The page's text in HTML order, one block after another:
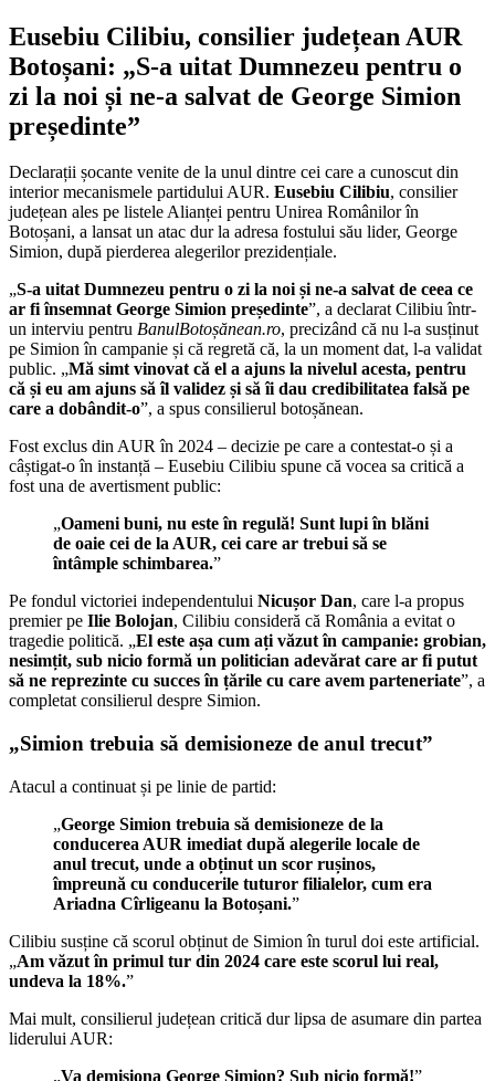
Eusebiu Cilibiu, consilier județean AUR
Botoșani: „S-a uitat Dumnezeu pentru o
zi la noi și ne-a salvat de George Simion
președinte”
Declarații șocante venite de la unul dintre cei care a cunoscut din
interior mecanismele partidului AUR. Eusebiu Cilibiu, consilier
județean ales pe listele Alianței pentru Unirea Românilor în
Botoșani, a lansat un atac dur la adresa fostului său lider, George
Simion, după pierderea alegerilor prezidențiale.
„S-a uitat Dumnezeu pentru o zi la noi și ne-a salvat de ceea ce
ar fi însemnat George Simion președinte”, a declarat Cilibiu într-
un interviu pentru BanulBotoșănean.ro, precizând că nu l-a susținut
pe Simion în campanie și că regretă că, la un moment dat, l-a validat
public. „Mă simt vinovat că el a ajuns la nivelul acesta, pentru
că și eu am ajuns să îl validez și să îi dau credibilitatea falsă pe
care a dobândit-o”, a spus consilierul botoșănean.
Fost exclus din AUR în 2024 – decizie pe care a contestat-o și a
câștigat-o în instanță – Eusebiu Cilibiu spune că vocea sa critică a
fost una de avertisment public:
„Oameni buni, nu este în regulă! Sunt lupi în blăni
de oaie cei de la AUR, cei care ar trebui să se
întâmple schimbarea.”
Pe fondul victoriei independentului Nicușor Dan, care l-a propus
premier pe Ilie Bolojan, Cilibiu consideră că România a evitat o
tragedie politică. „El este așa cum ați văzut în campanie: grobian,
nesimțit, sub nicio formă un politician adevărat care ar fi putut
să ne reprezinte cu succes în țările cu care avem parteneriate”, a
completat consilierul despre Simion.
„Simion trebuia să demisioneze de anul trecut”
Atacul a continuat și pe linie de partid:
„George Simion trebuia să demisioneze de la
conducerea AUR imediat după alegerile locale de
anul trecut, unde a obținut un scor rușinos,
împreună cu conducerile tuturor filialelor, cum era
Ariadna Cîrligeanu la Botoșani.”
Cilibiu susține că scorul obținut de Simion în turul doi este artificial.
„Am văzut în primul tur din 2024 care este scorul lui real,
undeva la 18%.”
Mai mult, consilierul județean critică dur lipsa de asumare din partea
liderului AUR:
„Va demisiona George Simion? Sub nicio formă!”